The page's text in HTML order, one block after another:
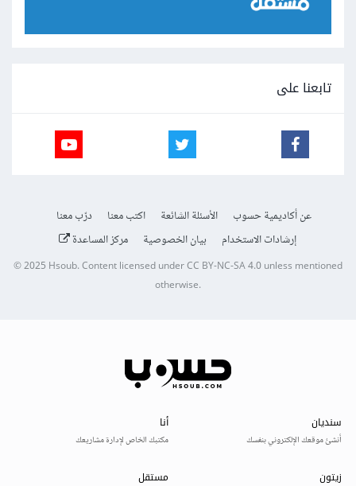
تابعنا على
عن أكاديمية حسوب الأسئلة الشائعة اكتب معنا
درّب معنا
إرشادات الاستخدام
بيان الخصوصية مركز المساعدة
© 2025Hsoub.Content licensed underCC BY-NC-SA 4.0unless mentioned
otherwise.